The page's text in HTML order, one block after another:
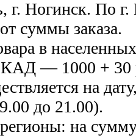
г. Ногинск. По г.
суммы заказа.
в
— 1000 + 30
на
до 21.00).
на